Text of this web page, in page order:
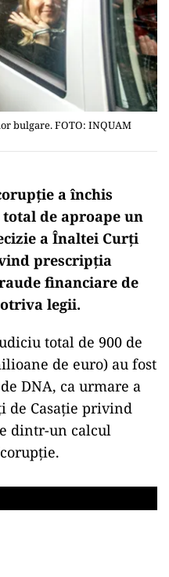
bulgare. FOTO: INQUAM
a închis
de aproape un
a Înaltei Curți
prescripția
financiare de
legii.
total de 900 de
de euro) au fost
DNA, ca urmare a
de Casație privind
dintr-un calcul